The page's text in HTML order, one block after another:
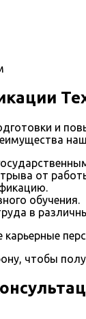
и
от
обучения.
в
чтобы